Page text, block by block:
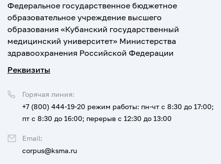
Федеральное государственное бюджетное
образовательное учреждение высшего
образования «Кубанский государственный
медицинский университет» Министерства
здравоохранения Российской Федерации
Реквизиты
Горячая линия:
+7 (800) 444-19-20 режим работы: пн-чт с 8:30 до 17:00;
пт с 8:30 до 16:00; перерыв с 12:30 до 13:00
Email:
corpus@ksma.ru